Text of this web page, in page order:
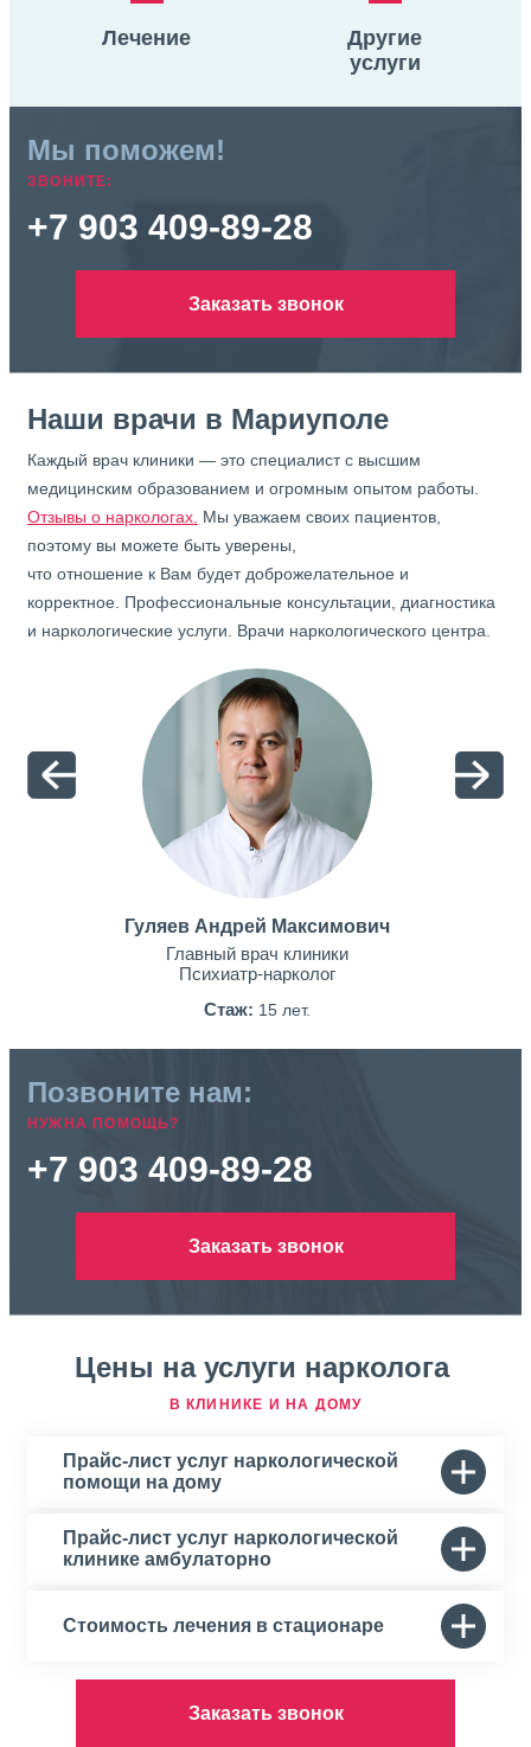
Лечение
Другие
услуги
Мы поможем!
ЗВОНИТЕ:
+7 903 409-89-28
Заказать звонок
Наши врачи в Мариуполе
Каждый врач клиники — это специалист с высшим
медицинским образованием и огромным опытом работы.
Отзывы о наркологах. Мы уважаем своих пациентов,
поэтому вы можете быть уверены,
что отношение к Вам будет доброжелательное и
корректное. Профессиональные консультации, диагностика
и наркологические услуги. Врачи наркологического центра.
Гуляев Андрей Максимович
Главный врач клиники
Психиатр-нарколог
Стаж: 15 лет.
Позвоните нам:
НУЖНА ПОМОЩЬ?
+7 903 409-89-28
Заказать звонок
Цены на услуги нарколога
В КЛИНИКЕ И НА ДОМУ
Прайс-лист услуг наркологической
помощи на дому
Прайс-лист услуг наркологической
клинике амбулаторно
Стоимость лечения в стационаре
Заказать звонок